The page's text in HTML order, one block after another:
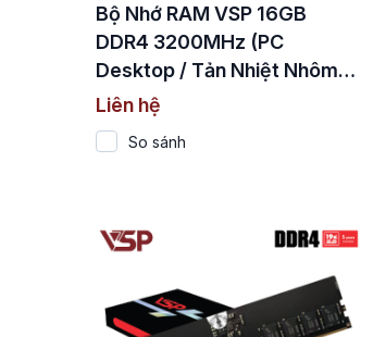
Bộ Nhớ RAM VSP 16GB
DDR4 3200MHz (PC
Desktop / Tản Nhiệt Nhôm
Đen)
Liên hệ
So sánh